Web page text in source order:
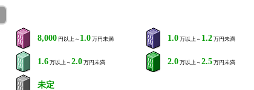
8,000 円以上～ 1.0 万円未満 1.0 万以上～ 1.2 万円未満
1.6 万以上～ 2.0 万円未満 2.0 万以上～ 2.5 万円未満
未定